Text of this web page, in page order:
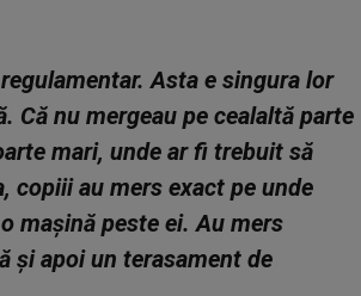
Asta e singura lor
Că nu mergeau pe cealaltă parte
mari, unde ar fi trebuit să
copiii au mers exact pe unde
mașină peste ei. Au mers
și apoi un terasament de